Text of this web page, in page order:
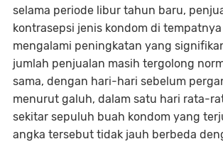
selama periode libur tahun baru,
kontrasepsi jenis kondom di
mengalami peningkatan yang
jumlah penjualan masih tergolong
sama, dengan hari-hari sebelum
menurut galuh, dalam satu hari rata-
sekitar sepuluh buah kondom yang
angka tersebut tidak jauh berbeda